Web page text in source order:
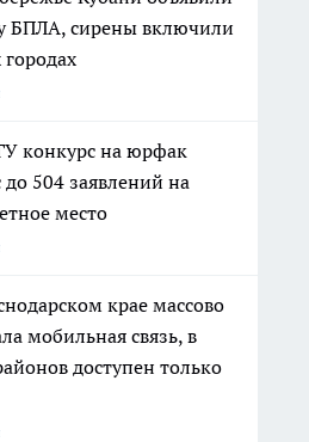
БПЛА, сирены включили
городах
конкурс на юрфак
до 504 заявлений на
место
крае массово
мобильная связь, в
доступен только